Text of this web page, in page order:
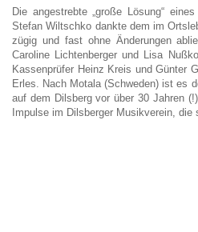
Die angestrebte „große Lösung“
Stefan Wiltschko dankte dem im
zügig und fast ohne Änderungen
Caroline Lichtenberger und Lisa
Kassenprüfer Heinz Kreis und Günter
Erles. Nach Motala (Schweden) ist es
auf dem Dilsberg vor über 30 Jahren
Impulse im Dilsberger Musikverein, die